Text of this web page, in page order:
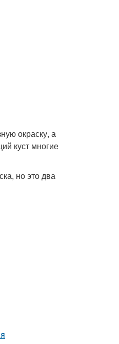
окраску, а
куст многие
но это два